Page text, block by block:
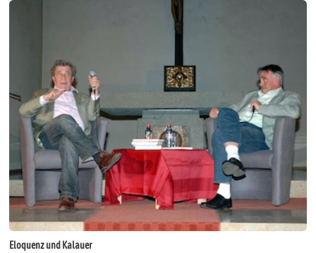
Eloquenz und Kalauer